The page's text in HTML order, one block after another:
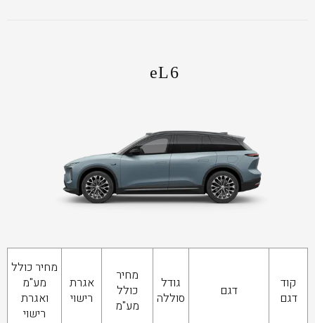
eL6
קוד
דגם
דגם
גודל
סוללה
מחיר
כולל
מע"מ
אגרת
רישוי
מחיר כולל
מע"מ
ואגרת
רישוי